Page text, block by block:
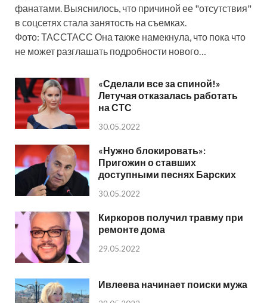
фанатами. Выяснилось, что причиной ее "отсутствия"
в соцсетях стала занятость на съемках.
Фото: ТАССТАСС Она также намекнула, что пока что
не может разглашать подробности нового…
«Сделали все за спиной!»
Летучая отказалась работать
на СТС
30.05.2022
«Нужно блокировать»:
Пригожин о ставших
доступными песнях Барских
30.05.2022
Киркоров получил травму при
ремонте дома
29.05.2022
Ивлеева начинает поиски мужа